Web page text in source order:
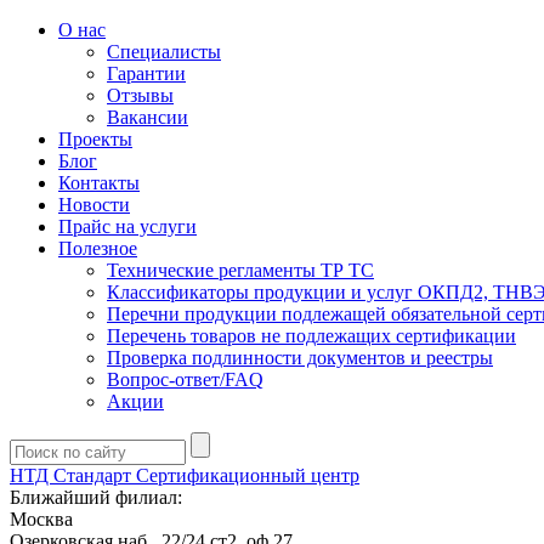
О нас
Специалисты
Гарантии
Отзывы
Вакансии
Проекты
Блог
Контакты
Новости
Прайс на услуги
Полезное
Технические регламенты ТР ТС
Классификаторы продукции и услуг ОКПД2,
Перечни продукции подлежащей обязательной
Перечень товаров не подлежащих сертификации
Проверка подлинности документов и реестры
Вопрос-ответ/FAQ
Акции
НТД Стандарт Сертификационный центр
Ближайший филиал:
Москва